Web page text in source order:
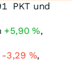
PKT und
+5,90%,
-3,29 %,